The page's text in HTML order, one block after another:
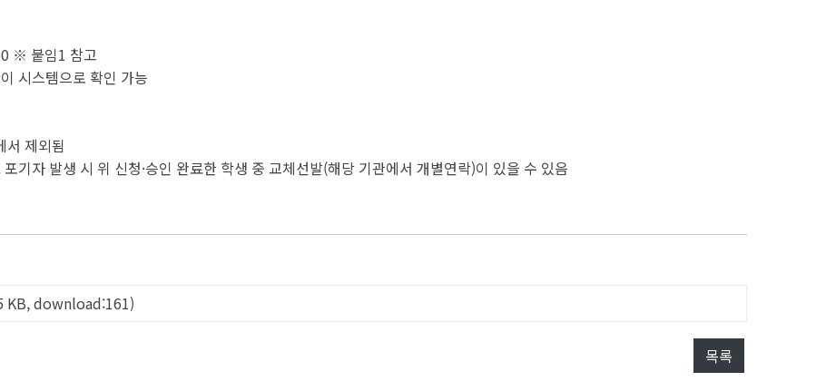
※ 붙임1 참고
시스템으로 확인 가능
서 제외됨
기자 발생 시 위 신청·승인 완료한 학생 중 교체선발(해당 기관에서 개별연락)이 있을 수 있음
KB, download:161)
목록